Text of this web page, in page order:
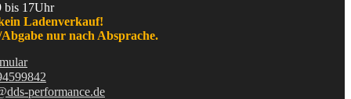
bis 17Uhr
Ladenverkauf!
nur nach Absprache.
performance.de